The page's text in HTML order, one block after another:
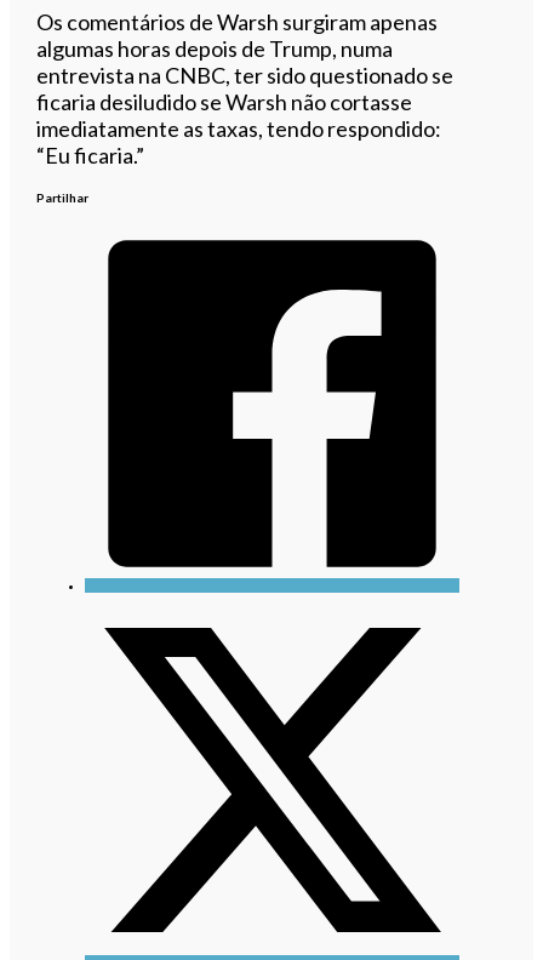
Os comentários de Warsh surgiram apenas
algumas horas depois de Trump, numa
entrevista na CNBC, ter sido questionado se
ficaria desiludido se Warsh não cortasse
imediatamente as taxas, tendo respondido:
“Eu ficaria.”
Partilhar